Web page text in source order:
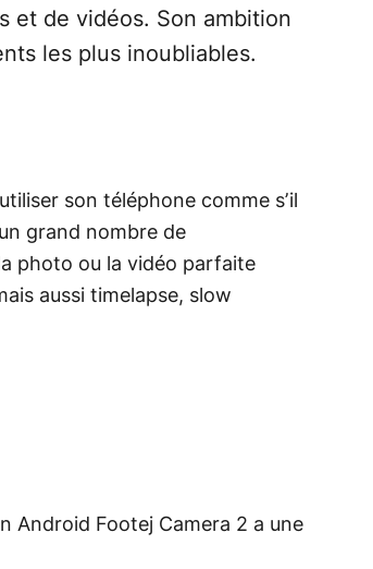
et de vidéos. Son ambition
les plus inoubliables.
son téléphone comme s’il
grand nombre de
photo ou la vidéo parfaite
aussi timelapse, slow
Android Footej Camera 2 a une